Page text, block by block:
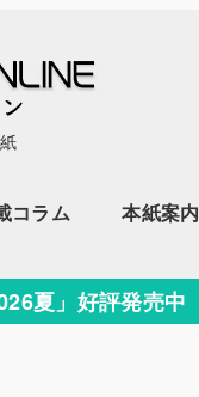
コラム 本紙案内
夏」好評発売中